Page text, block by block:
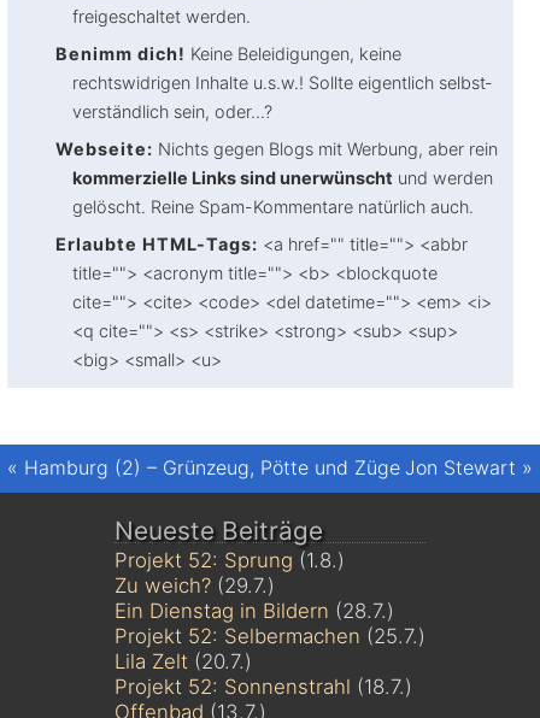
freigeschaltet werden.
Benimm dich! Keine Beleidigungen, keine
rechtswidrigen Inhalte u.s.w.! Sollte eigentlich selbst­
verständlich sein, oder...?
Webseite: Nichts gegen Blogs mit Werbung, aber rein
kommerzielle Links sind unerwünscht und werden
gelöscht. Reine Spam-Kommentare natürlich auch.
Erlaubte HTML-Tags: <a href="" title=""> <abbr
title=""> <acronym title=""> <b> <blockquote
cite=""> <cite> <code> <del datetime=""> <em> <i>
<q cite=""> <s> <strike> <strong> <sub> <sup>
<big> <small> <u>
« Hamburg (2) – Grünzeug, Pötte und Züge Jon Stewart »
Neueste Beiträge
Projekt 52: Sprung (1.8.)
Zu weich? (29.7.)
Ein Dienstag in Bildern (28.7.)
Projekt 52: Selbermachen (25.7.)
Lila Zelt (20.7.)
Projekt 52: Sonnenstrahl (18.7.)
Offenbad (13.7.)